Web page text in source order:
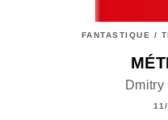
FANTASTIQUE /
Dmitry